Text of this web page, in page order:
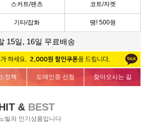
스커트/팬츠 코트/자켓
기타/잡화 땡! 500원
15일, 16일 무료배송
정책 도매인증 신청 찾아오시는 길
& BEST
빌의 인기상품입니다